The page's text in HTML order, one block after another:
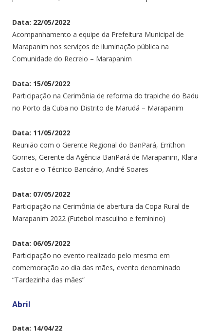
Data: 22/05/2022
Acompanhamento a equipe da Prefeitura Municipal de
Marapanim nos serviços de iluminação pública na
Comunidade do Recreio – Marapanim
Data: 15/05/2022
Participação na Cerimônia de reforma do trapiche do Badu
no Porto da Cuba no Distrito de Marudá – Marapanim
Data: 11/05/2022
Reunião com o Gerente Regional do BanPará, Errithon
Gomes, Gerente da Agência BanPará de Marapanim, Klara
Castor e o Técnico Bancário, André Soares
Data: 07/05/2022
Participação na Cerimônia de abertura da Copa Rural de
Marapanim 2022 (Futebol masculino e feminino)
Data: 06/05/2022
Participação no evento realizado pelo mesmo em
comemoração ao dia das mães, evento denominado
“Tardezinha das mães”
Abril
Data: 14/04/22